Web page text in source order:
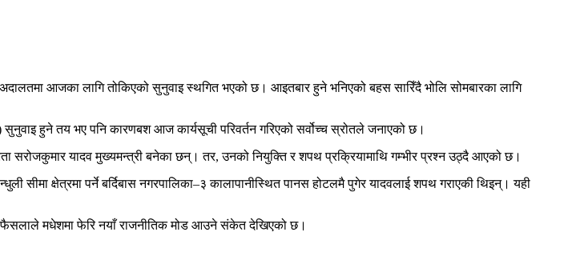
आजका लागि तोकिएको सुनुवाइ स्थगित भएको छ। आइतबार हुने भनिएको बहस सारिँदै भोलि सोमबारका लागि
हुने तय भए पनि कारणबश आज कार्यसूची परिवर्तन गरिएको सर्वोच्च स्रोतले जनाएको छ।
यादव मुख्यमन्त्री बनेका छन्। तर, उनको नियुक्ति र शपथ प्रक्रियामाथि गम्भीर प्रश्न उठ्दै आएको छ।
सीमा क्षेत्रमा पर्ने बर्दिबास नगरपालिका–३ कालापानीस्थित पानस होटलमै पुगेर यादवलाई शपथ गराएकी थिइन्। यही
फैसलाले मधेशमा फेरि नयाँ राजनीतिक मोड आउने संकेत देखिएको छ।